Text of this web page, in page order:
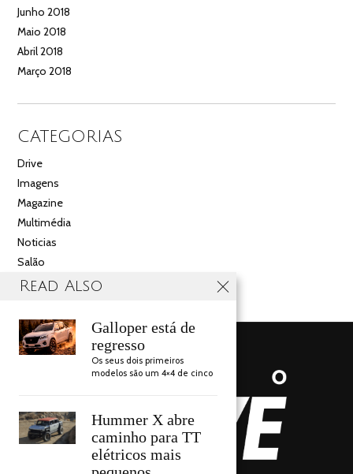
Junho 2018
Maio 2018
Abril 2018
Março 2018
CATEGORIAS
Drive
Imagens
Magazine
Multimédia
Noticias
Salão
Videos
Read Also
Galloper está de
regresso
Os seus dois primeiros
modelos são um 4×4 de cinco
Hummer X abre
caminho para TT
elétricos mais